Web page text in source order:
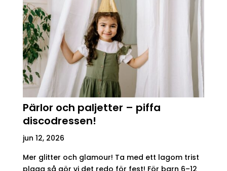
Pärlor och paljetter – piffa
discodressen!
jun 12, 2026
Mer glitter och glamour! Ta med ett lagom trist
plagg så gör vi det redo för fest! För barn 6–12